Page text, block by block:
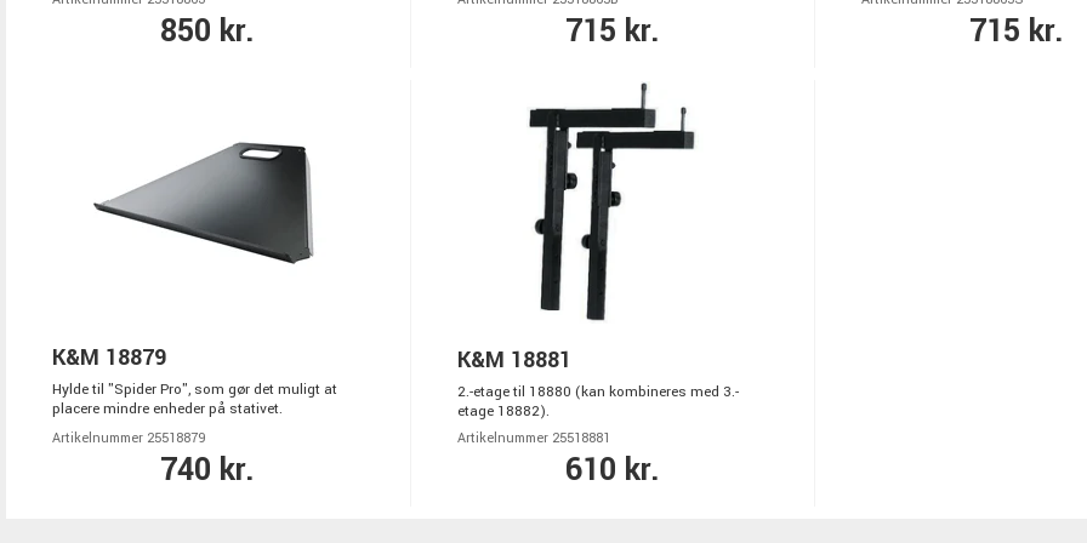
850 kr. 715 kr. 715 kr.
K&M 18879
Hylde til "Spider Pro", som gør det muligt at
placere mindre enheder på stativet.
Artikelnummer 25518879
740 kr.
K&M 18881
2.-etage til 18880 (kan kombineres med 3.-
etage 18882).
Artikelnummer 25518881
610 kr.